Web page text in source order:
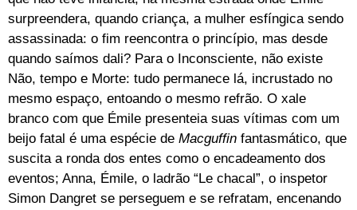
surpreendera, quando criança, a mulher esfíngica sendo
assassinada: o fim reencontra o princípio, mas desde
quando saímos dali? Para o Inconsciente, não existe
Não, tempo e Morte: tudo permanece lá, incrustado no
mesmo espaço, entoando o mesmo refrão. O xale
branco com que Émile presenteia suas vítimas com um
beijo fatal é uma espécie de Macguffin fantasmático, que
suscita a ronda dos entes como o encadeamento dos
eventos; Anna, Émile, o ladrão “Le chacal”, o inspetor
Simon Dangret se perseguem e se refratam, encenando